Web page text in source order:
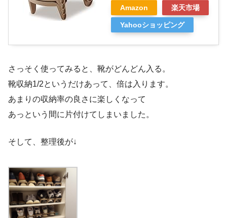
Amazon 楽天市場
Yahooショッピング
さっそく使ってみると、靴がどんどん入る。
靴収納1/2というだけあって、倍は入ります。
あまりの収納率の良さに楽しくなって
あっという間に片付けてしまいました。
そして、整理後が↓